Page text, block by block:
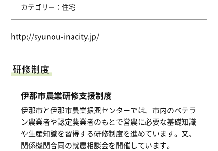
カテゴリー：住宅
http://syunou-inacity.jp/
研修制度
伊那市農業研修支援制度
伊那市と伊那市農業振興センターでは、市内のベテラ
ン農業者や認定農業者のもとで営農に必要な基礎知識
や生産知識を習得する研修制度を進めています。又、
関係機関合同の就農相談会を開催しています。